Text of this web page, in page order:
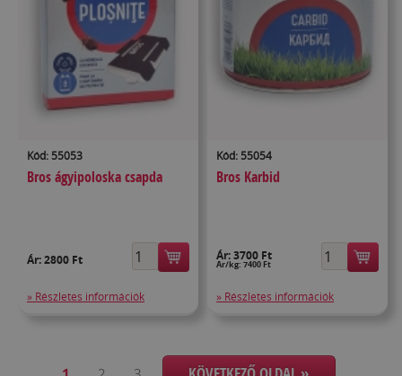
Kód: 55053
Bros ágyipoloska csapda
Ár:2800 Ft
» Részletes információk
Kód: 55054
Bros Karbid
Ár:3700 Ft
Ár/kg: 7400 Ft
» Részletes információk